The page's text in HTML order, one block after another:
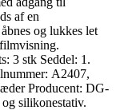
af en
og lukkes let
3 stk Seddel: 1.
A2407,
Producent: DG-
silikonestativ.